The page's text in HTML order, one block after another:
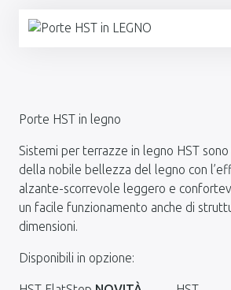
Porte HST in legno
Sistemi per terrazze in legno HST
della nobile bellezza del legno con
alzante-scorrevole leggero e
un facile funzionamento anche di
dimensioni.
Disponibili in opzione: